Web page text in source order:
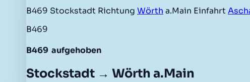
B469 Stockstadt Richtung Wörth a.Main Einfahrt
B469
B469 aufgehoben
Stockstadt → Wörth a.Main